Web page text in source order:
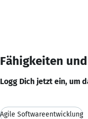
Fähigkeiten
Logg Dich jetzt ein, um
Agile Softwareentwicklung